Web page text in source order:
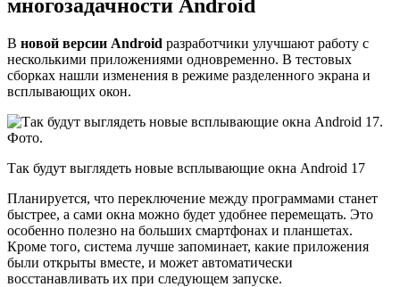
многозадачности Android
В новой версии Android разработчики улучшают работу с
несколькими приложениями одновременно. В тестовых
сборках нашли изменения в режиме разделенного экрана и
всплывающих окон.
Так будут выглядеть новые всплывающие окна Android 17
Планируется, что переключение между программами станет
быстрее, а сами окна можно будет удобнее перемещать. Это
особенно полезно на больших смартфонах и планшетах.
Кроме того, система лучше запоминает, какие приложения
были открыты вместе, и может автоматически
восстанавливать их при следующем запуске.